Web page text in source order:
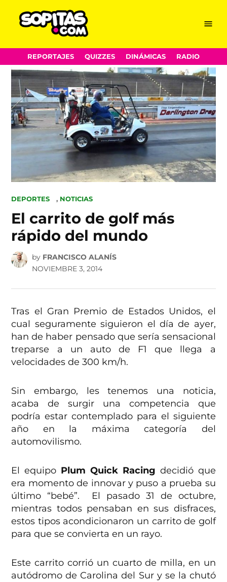
Skip
to
content
Menu
REPORTAJES QUIZZES DINÁMICAS RADIO
POSTED
DEPORTES , NOTICIAS
El carrito de golf más
rápido del mundo
by FRANCISCO ALANÍS
NOVIEMBRE 3, 2014
Tras el Gran Premio de Estados Unidos, el
cual seguramente siguieron el día de ayer,
han de haber pensado que sería sensacional
treparse a un auto de F1 que llega a
velocidades de 300 km/h.
Sin embargo, les tenemos una noticia,
acaba de surgir una competencia que
podría estar contemplado para el siguiente
año en la máxima categoría del
automovilismo.
El equipo Plum Quick Racing decidió que
era momento de innovar y puso a prueba su
último “bebé”. El pasado 31 de octubre,
mientras todos pensaban en sus disfraces,
estos tipos acondicionaron un carrito de golf
para que se convierta en un rayo.
Este carrito corrió un cuarto de milla, en un
autódromo de Carolina del Sur y se la chutó